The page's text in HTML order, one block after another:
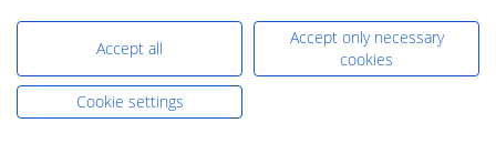
sales@dentaurum.de
DENTAURUM GmbH & Co. KG
Turnstr. 31, 75228 Ispringen, l'Allemagne
Accept all
Accept only necessary
cookies
Cookie settings